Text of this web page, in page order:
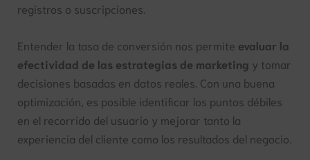
registros o suscripciones.
Entender la tasa de conversión nos permite evaluar la
efectividad de las estrategias de marketing y tomar
decisiones basadas en datos reales. Con una buena
optimización, es posible identificar los puntos débiles
en el recorrido del usuario y mejorar tanto la
experiencia del cliente como los resultados del negocio.